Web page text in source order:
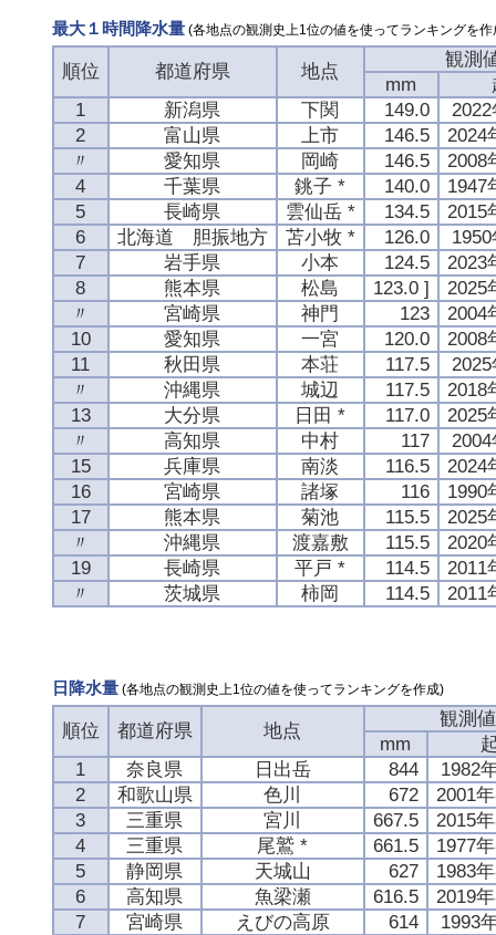
最大１時間降水量(各地点の観測史上1位の値を使ってランキングを作
順位 都道府県 地点
観測
mm
1
新潟県 下関 149.0
2
富山県 上市 146.5
2024
〃
愛知県 岡崎 146.5
2008
4
千葉県 銚子 * 140.0
1947
5
長崎県 雲仙岳 * 134.5
2015
6
北海道 胆振地方 苫小牧 * 126.0
7
岩手県 小本 124.5
2023
8
熊本県 松島 123.0 ]
2025
〃
宮崎県 神門 123
2004
10
愛知県 一宮 120.0
2008
11
秋田県 本荘 117.5
〃
沖縄県 城辺 117.5
2018
13
大分県 日田 * 117.0
2025
〃
高知県 中村 117
15
兵庫県 南淡 116.5
2024
16
宮崎県 諸塚 116
1990
17
熊本県 菊池 115.5
2025
〃
沖縄県 渡嘉敷 115.5
2020
19
長崎県 平戸 * 114.5
2011
〃
茨城県 柿岡 114.5 2011
日降水量(各地点の観測史上1位の値を使ってランキングを作成)
順位 都道府県 地点
観測値
mm
1
奈良県 日出岳 844
1982
2
和歌山県 色川 672
2001
3
三重県 宮川 667.5
2015
4
三重県 尾鷲 * 661.5
1977
5
静岡県 天城山 627
1983
6
高知県 魚梁瀬 616.5
2019
7
宮崎県 えびの高原 614
1993